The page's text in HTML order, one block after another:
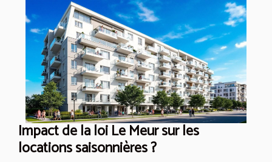
Impact de la loi Le Meur sur les
locations saisonnières ?